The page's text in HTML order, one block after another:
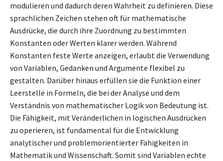
modulieren und dadurch deren Wahrheit zu definieren. Diese
sprachlichen Zeichen stehen oft für mathematische
Ausdrücke, die durch ihre Zuordnung zu bestimmten
Konstanten oder Werten klarer werden. Während
Konstanten feste Werte anzeigen, erlaubt die Verwendung
von Variablen, Gedanken und Argumente flexibel zu
gestalten. Darüber hinaus erfüllen sie die Funktion einer
Leerstelle in Formeln, die bei der Analyse und dem
Verständnis von mathematischer Logik von Bedeutung ist.
Die Fähigkeit, mit Veränderlichen in logischen Ausdrücken
zu operieren, ist fundamental für die Entwicklung
analytischer und problemorientierter Fähigkeiten in
Mathematik und Wissenschaft. Somit sind Variablen echte